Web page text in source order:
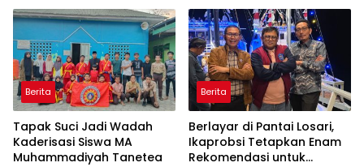
Berita
Tapak Suci Jadi Wadah
Kaderisasi Siswa MA
Muhammadiyah Tanetea
Berita
Berlayar di Pantai Losari,
Ikaprobsi Tetapkan Enam
Rekomendasi untuk